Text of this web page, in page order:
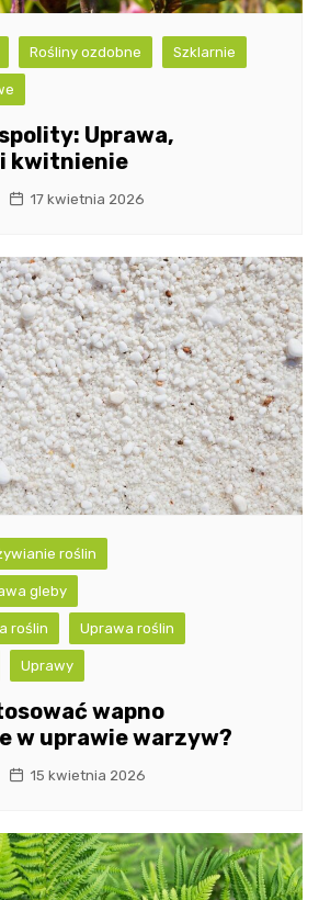
Rośliny ozdobne Szklarnie
Uprawa,
kwitnienie
17 kwietnia 2026
roślin
gleby
roślin Uprawa roślin
Uprawy
wapno
w uprawie warzyw?
15 kwietnia 2026